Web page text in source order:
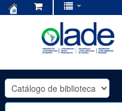
OLADE
-